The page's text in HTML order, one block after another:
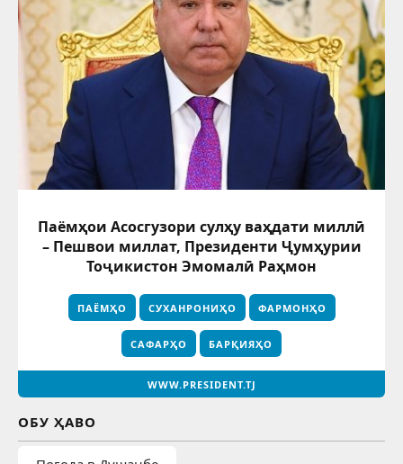
Паёмҳои Асосгузори сулҳу ваҳдати миллӣ
– Пешвои миллат, Президенти Ҷумҳурии
Тоҷикистон Эмомалӣ Раҳмон
ПАЁМҲО СУХАНРОНИҲО ФАРМОНҲО
САФАРҲО БАРҚИЯҲО
WWW.PRESIDENT.TJ
ОБУ ҲАВО